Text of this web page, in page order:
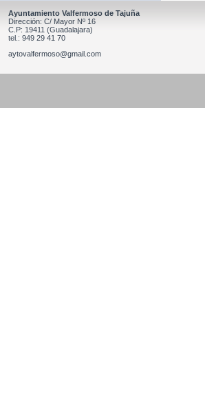
Ayuntamiento Valfermoso de Tajuña
Dirección: C/ Mayor Nº 16
C.P: 19411 (Guadalajara)
tel.: 949 29 41 70
aytovalfermoso@gmail.com